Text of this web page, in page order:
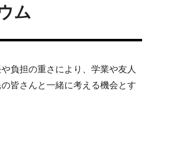
ム
負担の重さにより、学業や友人
皆さんと一緒に考える機会とす